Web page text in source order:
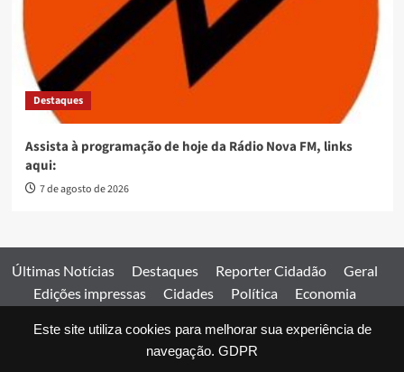
Este site utiliza cookies para melhorar sua experiência de
navegação. GDPR
Destaques
Assista à programação de hoje da Rádio Nova FM, links
aqui:
7 de agosto de 2026
Últimas Notícias Destaques Reporter Cidadão
Geral
Edições impressas
Cidades Política
Economia
Comercial
Edições impressas Expediente Home